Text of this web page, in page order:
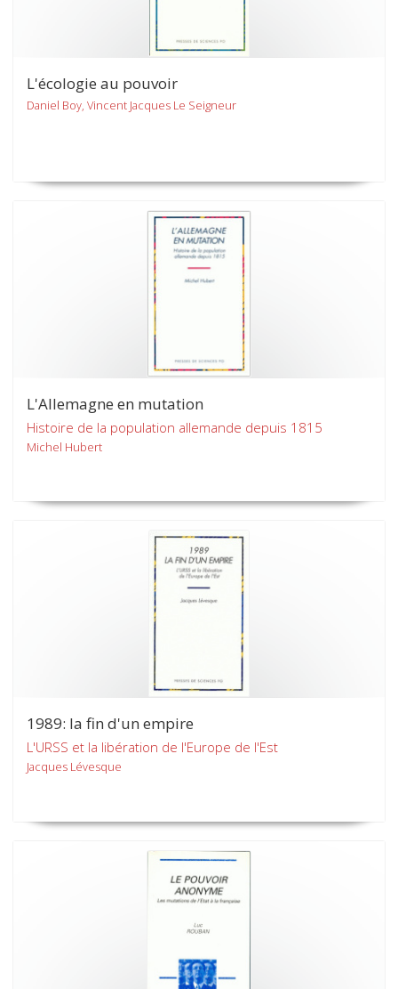
L'écologie au pouvoir
Daniel Boy, Vincent Jacques Le Seigneur
L'Allemagne en mutation
Histoire de la population allemande depuis 1815
Michel Hubert
1989: la fin d'un empire
L'URSS et la libération de l'Europe de l'Est
Jacques Lévesque